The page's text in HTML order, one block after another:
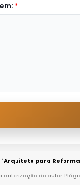
*
"Arquiteto para
autorização do autor.